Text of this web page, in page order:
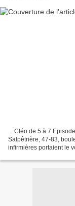
... Cléo de 5 à 7
Salpêtrière, 47-83,
infirmières portaient le